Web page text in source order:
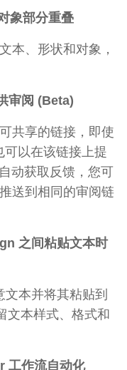
象部分重叠
、形状和对象，
审阅 (Beta)
享的链接，即使
以在该链接上提
动获取反馈，您可
送到相同的审阅链
之间粘贴文本时
本并将其粘贴到
文本样式、格式和
工作流自动化